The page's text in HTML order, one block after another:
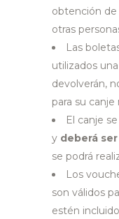
obtención de
otras
Las
utilizados
devolverán,
para su
El canje se
y deberá ser
se podrá
Los
son válidos
estén